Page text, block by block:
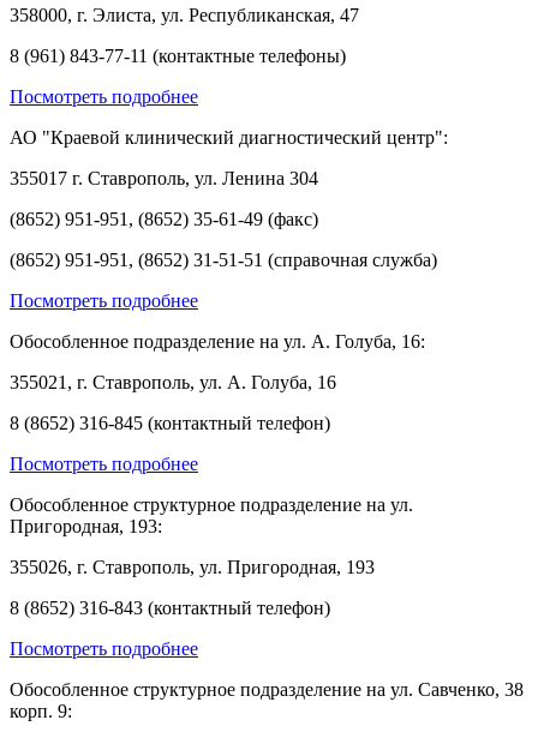
358000, г. Элиста, ул. Республиканская, 47
8 (961) 843-77-11 (контактные телефоны)
Посмотреть подробнее
АО "Краевой клинический диагностический центр":
355017 г. Ставрополь, ул. Ленина 304
(8652) 951-951, (8652) 35-61-49 (факс)
(8652) 951-951, (8652) 31-51-51 (справочная служба)
Посмотреть подробнее
Обособленное подразделение на ул. А. Голуба, 16:
355021, г. Ставрополь, ул. А. Голуба, 16
8 (8652) 316-845 (контактный телефон)
Посмотреть подробнее
Обособленное структурное подразделение на ул.
Пригородная, 193:
355026, г. Ставрополь, ул. Пригородная, 193
8 (8652) 316-843 (контактный телефон)
Посмотреть подробнее
Обособленное структурное подразделение на ул. Савченко, 38
корп. 9: